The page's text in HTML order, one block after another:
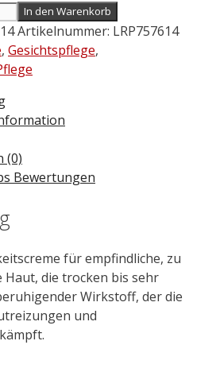
In den Warenkorb
Artikelnummer: LRP757614
, Gesichtspflege,
(0)
Bewertungen
für empfindliche, zu
Haut, die trocken bis sehr
Wirkstoff, der die
und